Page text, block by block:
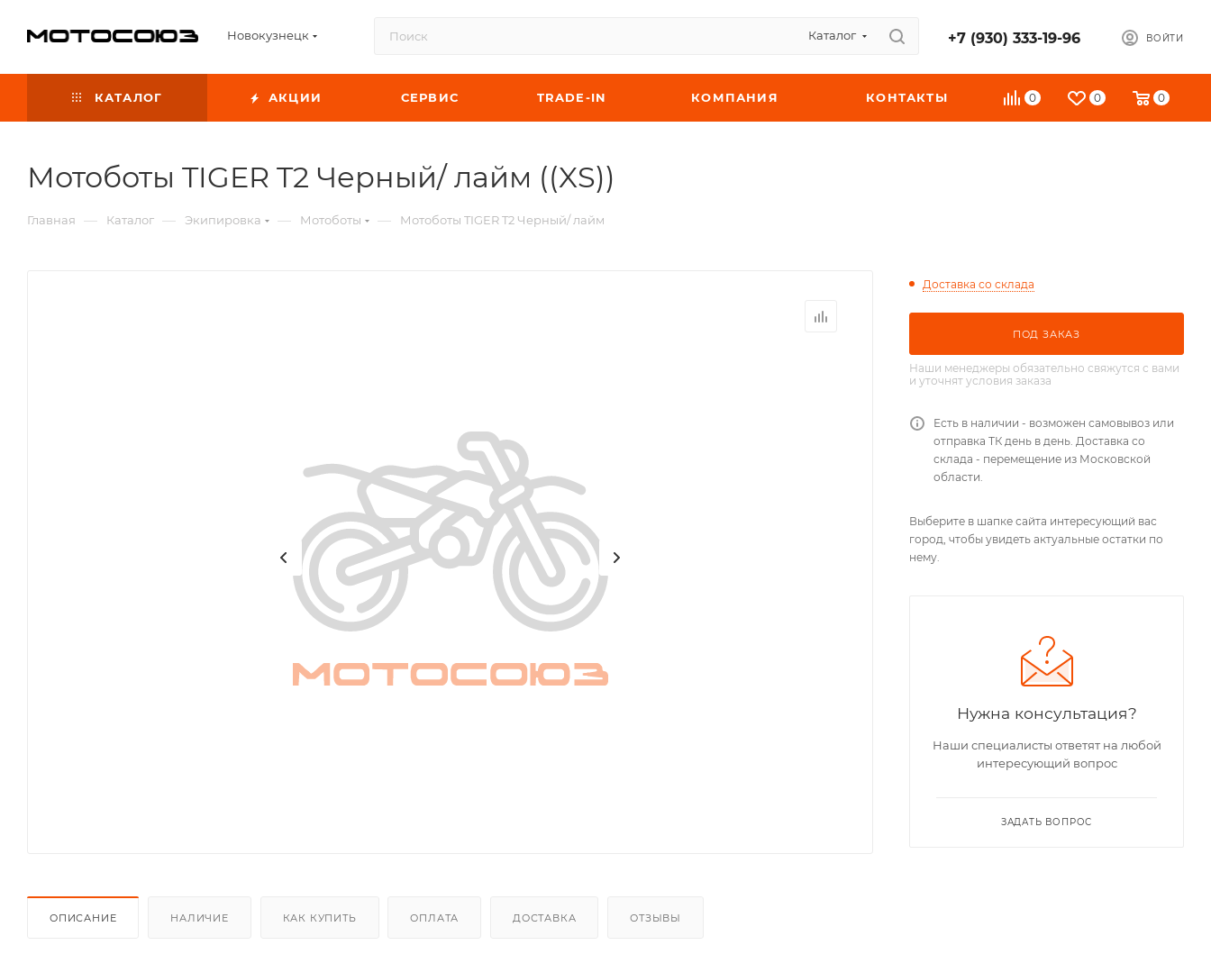
Новокузнецк Каталог +7 (930) 333-19-96 ВОЙТИ
0 0 0
КАТАЛОГ АКЦИИ СЕРВИС TRADE-IN КОМПАНИЯ КОНТАКТЫ
Мотоботы TIGER T2 Черный/ лайм ((XS))
Главная — Каталог — Экипировка — Мотоботы — Мотоботы TIGER T2 Черный/ лайм
ОПИСАНИЕ НАЛИЧИЕ КАК КУПИТЬ ОПЛАТА ДОСТАВКА ОТЗЫВЫ
Доставка со склада
ПОД ЗАКАЗ
Наши менеджеры обязательно свяжутся с вами
и уточнят условия заказа
Есть в наличии - возможен самовывоз или
отправка ТК день в день. Доставка со
склада - перемещение из Московской
области.
Выберите в шапке сайта интересующий вас
город, чтобы увидеть актуальные остатки по
нему.
Нужна консультация?
Наши специалисты ответят на любой
интересующий вопрос
ЗАДАТЬ ВОПРОС